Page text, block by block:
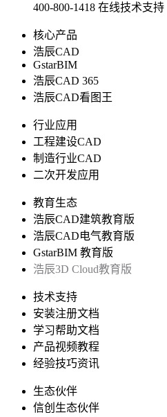
400-800-1418 在线技术支持
核心产品
浩辰CAD
GstarBIM
浩辰CAD 365
浩辰CAD看图王
行业应用
工程建设CAD
制造行业CAD
二次开发应用
教育生态
浩辰CAD建筑教育版
浩辰CAD电气教育版
GstarBIM 教育版
浩辰3D Cloud教育版
技术支持
安装注册文档
学习帮助文档
产品视频教程
经验技巧资讯
生态伙伴
信创生态伙伴